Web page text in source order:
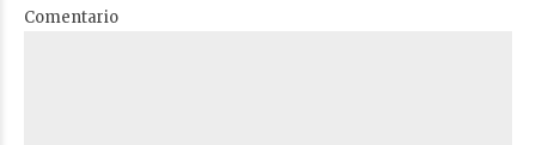
Comentario